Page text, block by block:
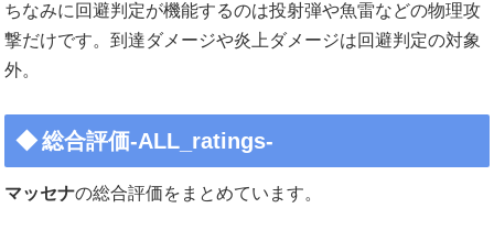
ちなみに回避判定が機能するのは投射弾や魚雷などの物理攻
撃だけです。到達ダメージや炎上ダメージは回避判定の対象
外。
総合評価-ALL_ratings-
マッセナの総合評価をまとめています。